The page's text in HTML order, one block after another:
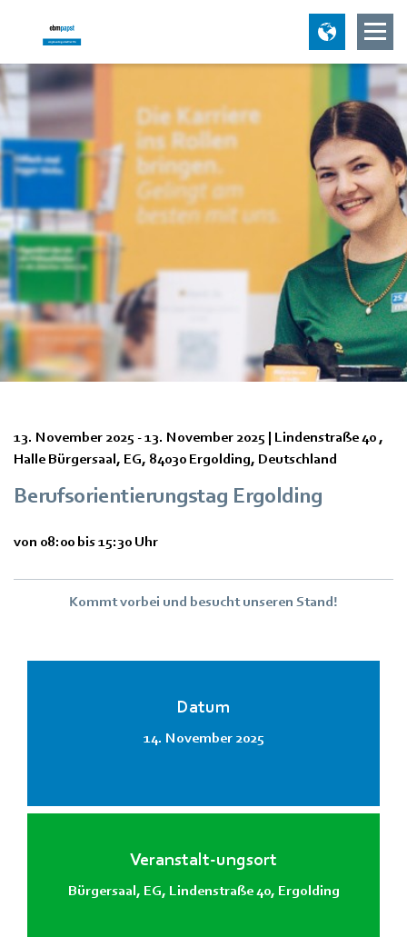
13. November 2025 -13. November 2025 | Lindenstraße 40 ,
Halle Bürgersaal, EG, 84030 Ergolding, Deutschland
Berufsorientierungstag Ergolding
von 08:00 bis 15:30 Uhr
Kommt vorbei und besucht unseren Stand!
Datum
14. November 2025
Veranstalt-ungsort
Bürgersaal, EG, Lindenstraße 40, Ergolding